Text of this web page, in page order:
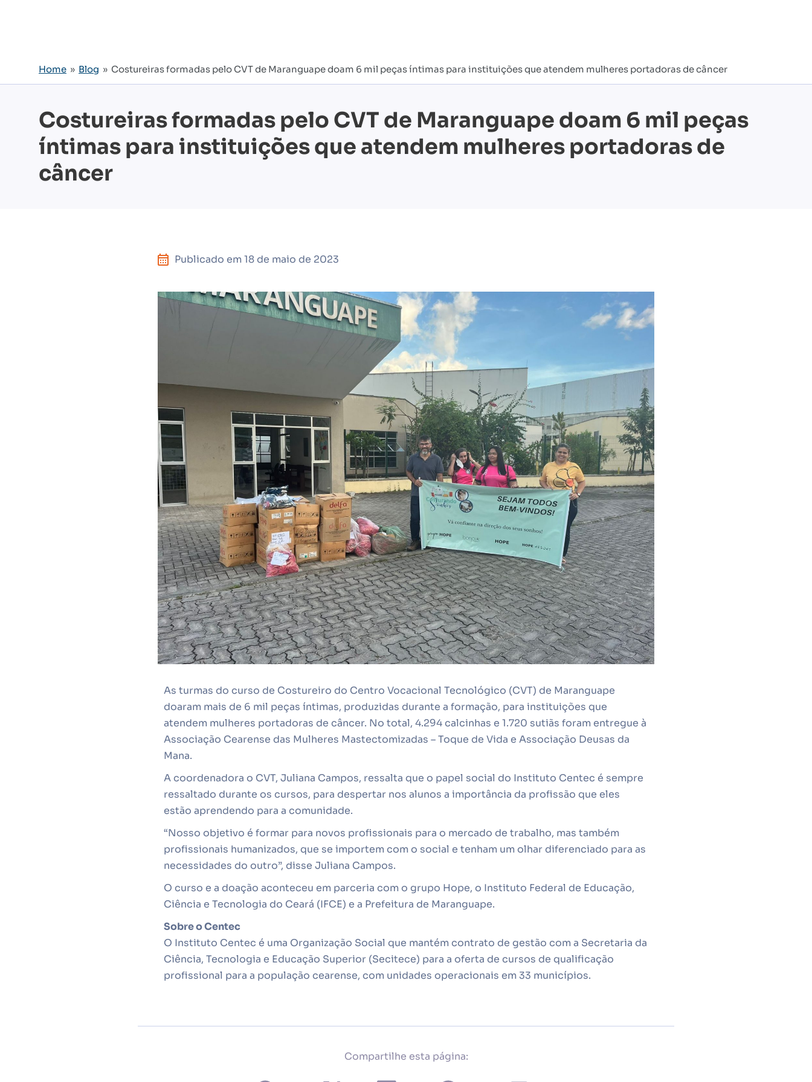
Home » Blog » Costureiras formadas pelo CVT de Maranguape doam 6 mil peças íntimas para instituições que atendem mulheres portadoras de câncer
Costureiras formadas pelo CVT de Maranguape doam 6 mil peças
íntimas para instituições que atendem mulheres portadoras de
câncer
Publicado em 18 de maio de 2023
As turmas do curso de Costureiro do Centro Vocacional Tecnológico (CVT) de Maranguape
doaram mais de 6 mil peças íntimas, produzidas durante a formação, para instituições que
atendem mulheres portadoras de câncer. No total, 4.294 calcinhas e 1.720 sutiãs foram entregue à
Associação Cearense das Mulheres Mastectomizadas – Toque de Vida e Associação Deusas da
Mana.
A coordenadora o CVT, Juliana Campos, ressalta que o papel social do Instituto Centec é sempre
ressaltado durante os cursos, para despertar nos alunos a importância da profissão que eles
estão aprendendo para a comunidade.
“Nosso objetivo é formar para novos profissionais para o mercado de trabalho, mas também
profissionais humanizados, que se importem com o social e tenham um olhar diferenciado para as
necessidades do outro”, disse Juliana Campos.
O curso e a doação aconteceu em parceria com o grupo Hope, o Instituto Federal de Educação,
Ciência e Tecnologia do Ceará (IFCE) e a Prefeitura de Maranguape.
Sobre o Centec
O Instituto Centec é uma Organização Social que mantém contrato de gestão com a Secretaria da
Ciência, Tecnologia e Educação Superior (Secitece) para a oferta de cursos de qualificação
profissional para a população cearense, com unidades operacionais em 33 municípios.
Compartilhe esta página: